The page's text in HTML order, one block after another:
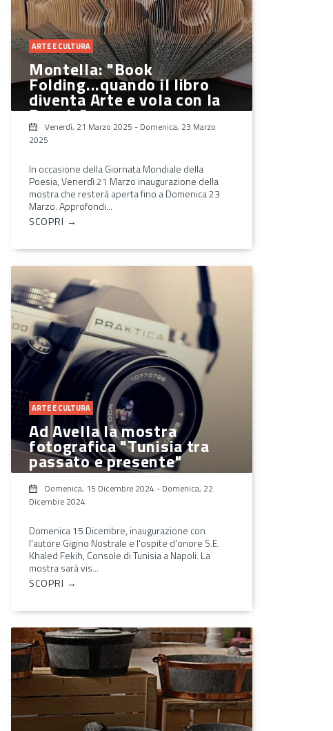
ARTE E CULTURA
Montella: "Book
Folding...quando il libro
diventa Arte e vola con la
Poesia"
Venerdì, 21 Marzo 2025 - Domenica, 23 Marzo
2025
In occasione della Giornata Mondiale della
Poesia, Venerdì 21 Marzo inaugurazione della
mostra che resterà aperta fino a Domenica 23
Marzo. Approfondi...
SCOPRI →
ARTE E CULTURA
Ad Avella la mostra
fotografica "Tunisia tra
passato e presente"
Domenica, 15 Dicembre 2024 - Domenica, 22
Dicembre 2024
Domenica 15 Dicembre, inaugurazione con
l'autore Gigino Nostrale e l'ospite d'onore S.E.
Khaled Fekih, Console di Tunisia a Napoli. La
mostra sarà vis...
SCOPRI →